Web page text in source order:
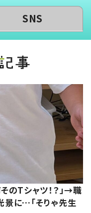
SNS
のTシャツ！？」→職
に…「そりゃ先生